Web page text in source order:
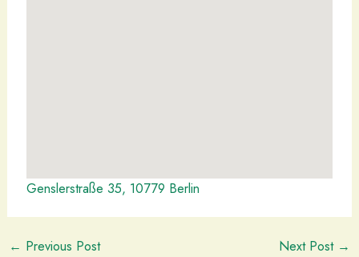
Genslerstraße 35, 10779 Berlin
← Previous Post Next Post →